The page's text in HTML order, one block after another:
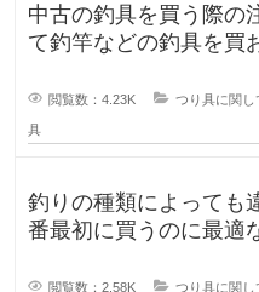
中古の釣具を買う際の注
て釣竿などの釣具を買
閲覧数：4.23K つり具に関し
具
釣りの種類によっても
番最初に買うのに最適
閲覧数：2.58K つり具に関し